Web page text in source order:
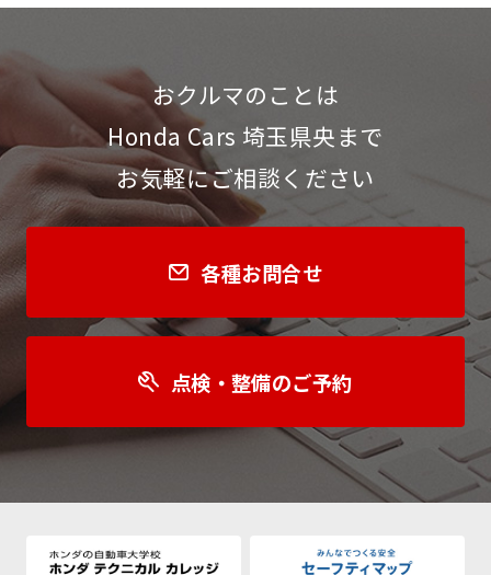
おクルマのことは
Honda Cars 埼玉県央まで
お気軽にご相談ください
各種お問合せ
点検・整備のご予約